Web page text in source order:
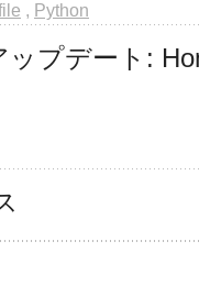
, Python
ップデート: